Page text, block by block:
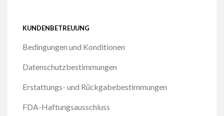
KUNDENBETREUUNG
Bedingungen und Konditionen
Datenschutzbestimmungen
Erstattungs- und Rückgabebestimmungen
FDA-Haftungsausschluss